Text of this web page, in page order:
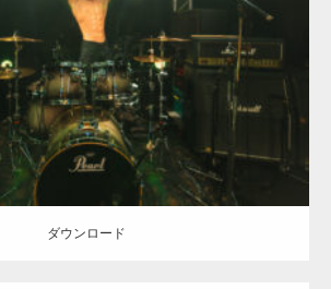
ッチョ オレンジの人
腹
筋
天神 (福岡)
ロード
ダウンロード